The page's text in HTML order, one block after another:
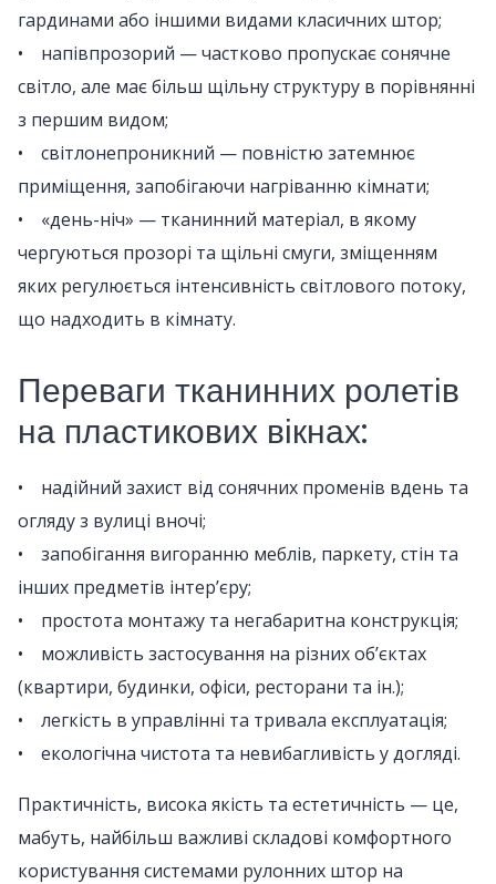
гардинами або іншими видами класичних штор;
• напівпрозорий — частково пропускає сонячне
світло, але має більш щільну структуру в порівнянні
з першим видом;
• світлонепроникний — повністю затемнює
приміщення, запобігаючи нагріванню кімнати;
• «день-ніч» — тканинний матеріал, в якому
чергуються прозорі та щільні смуги, зміщенням
яких регулюється інтенсивність світлового потоку,
що надходить в кімнату.
Переваги тканинних ролетів
на пластикових вікнах:
• надійний захист від сонячних променів вдень та
огляду з вулиці вночі;
• запобігання вигоранню меблів, паркету, стін та
інших предметів інтер’єру;
• простота монтажу та негабаритна конструкція;
• можливість застосування на різних об’єктах
(квартири, будинки, офіси, ресторани та ін.);
• легкість в управлінні та тривала експлуатація;
• екологічна чистота та невибагливість у догляді.
Практичність, висока якість та естетичність — це,
мабуть, найбільш важливі складові комфортного
користування системами рулонних штор на